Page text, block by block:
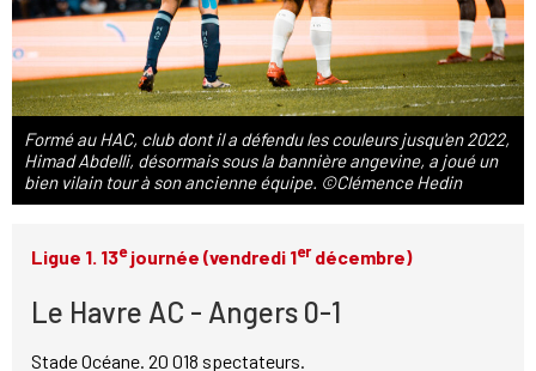
Formé au HAC, club dont il a défendu les couleurs jusqu'en 2022,
Himad Abdelli, désormais sous la bannière angevine, a joué un
bien vilain tour à son ancienne équipe. ©Clémence Hedin
Ligue 1. 13ejournée (vendredi 1erdécembre)
Le Havre AC - Angers 0-1
Stade Océane. 20 018 spectateurs.